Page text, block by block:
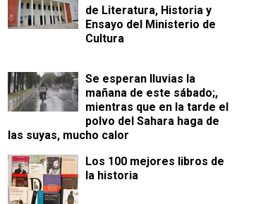
de Literatura, Historia y
Ensayo del Ministerio de
Cultura
Se esperan lluvias la
mañana de este sábado;,
mientras que en la tarde el
polvo del Sahara haga de
las suyas, mucho calor
Los 100 mejores libros de
la historia